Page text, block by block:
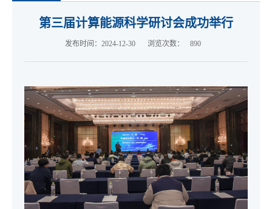
第三届计算能源科学研讨会成功举行
发布时间：2024-12-30 浏览次数： 890